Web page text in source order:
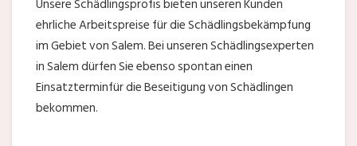
Unsere Schädlingsprofis bieten unseren Kunden
ehrliche Arbeitspreise für die Schädlingsbekämpfung
im Gebiet von Salem. Bei unseren Schädlingsexperten
in Salem dürfen Sie ebenso spontan einen
Einsatzterminfür die Beseitigung von Schädlingen
bekommen.